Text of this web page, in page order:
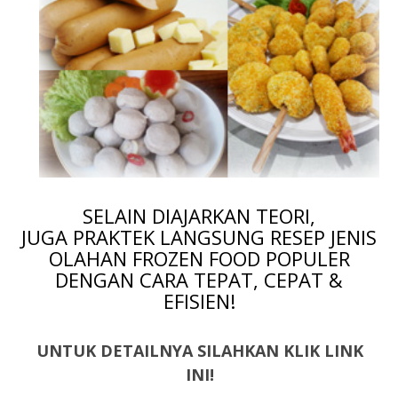
SELAIN DIAJARKAN TEORI,
JUGA PRAKTEK LANGSUNG RESEP JENIS
OLAHAN FROZEN FOOD POPULER
DENGAN CARA TEPAT, CEPAT &
EFISIEN!
UNTUK DETAILNYA SILAHKAN KLIK LINK
INI!